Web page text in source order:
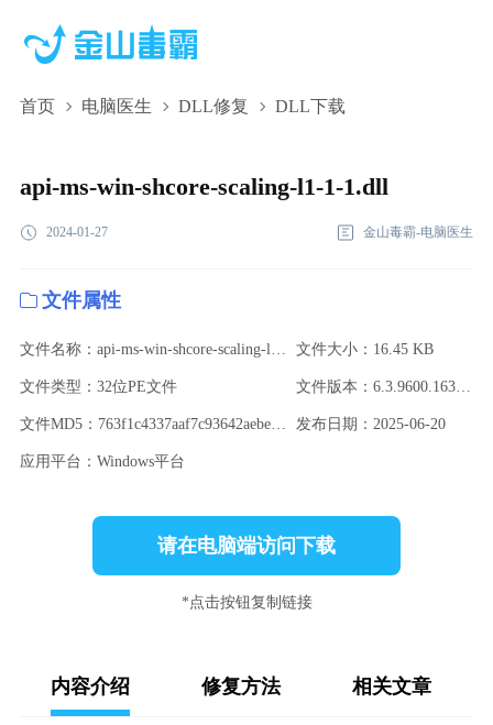
首页 电脑医生 DLL修复 DLL下载
api-ms-win-shcore-scaling-l1-1-1.dll,api-ms-win-shcore-scaling-l1-1-
api-ms-win-shcore-scaling-l1-1-1.dll
2024-01-27 金山毒霸-电脑医生
文件属性
文件名称：api-ms-win-shcore-scaling-l1-1-1.dll 文件大小：16.45 KB
文件类型：32位PE文件 文件版本：6.3.9600.16384 (winblue_rtm.130821-1623)
文件MD5：763f1c4337aaf7c93642aebee3769352 发布日期：2025-06-20
应用平台：Windows平台
请在电脑端访问下载
*点击按钮复制链接
内容介绍 修复方法 相关文章